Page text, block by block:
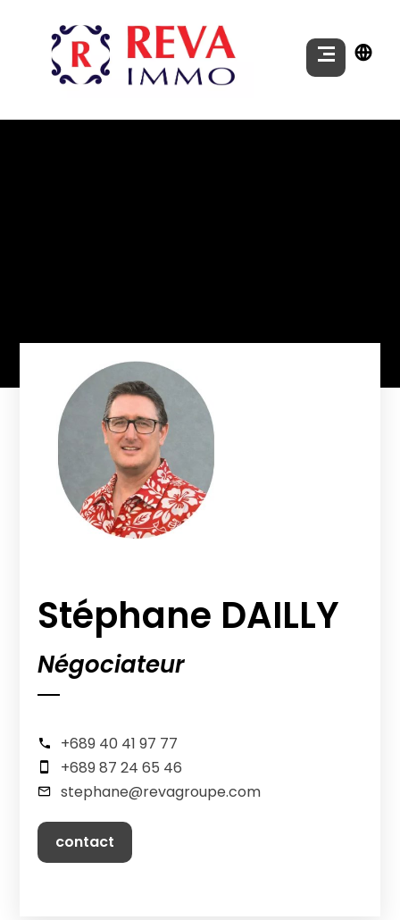
Stéphane DAILLY
Négociateur
+689 40 41 97 77
+689 87 24 65 46
stephane@revagroupe.com
contact